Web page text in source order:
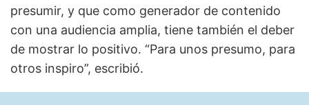
presumir, y que como generador de contenido
con una audiencia amplia, tiene también el deber
de mostrar lo positivo. “Para unos presumo, para
otros inspiro”, escribió.